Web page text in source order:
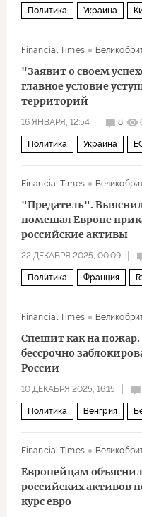
Политика Украина
Financial Times
"Заявит о своем
главное условие
территорий
16 ЯНВАРЯ, 12:54 8
Политика Украина
Financial Times
"Предатель".
помешал Европе
российские активы
22 ДЕКАБРЯ 2025, 00:09
Политика Франция
Европарламент
Financial Times
Спешит как на пожар.
бессрочно
России
10 ДЕКАБРЯ 2025, 16:15
Политика Венгрия
Financial Times
Европейцам
российских активов
курс евро